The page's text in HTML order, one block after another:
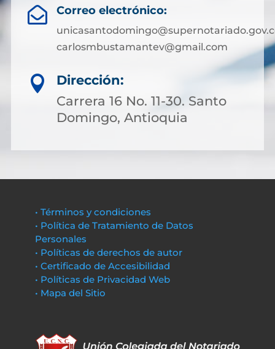
 Correo electrónico:
carlosmbustamantev@gmail.com

Dirección:
Carrera 16 No. 11-30. Santo
Domingo, Antioquia
• Términos y condiciones
• Política de Tratamiento de Datos
Personales
• Políticas de derechos de autor
• Certificado de Accesibilidad
• Políticas de Privacidad Web
• Mapa del Sitio